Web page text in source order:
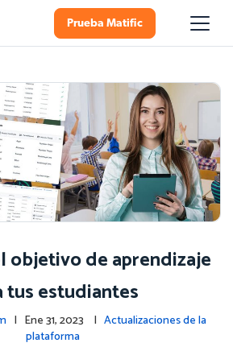
Prueba Matific
objetivo de aprendizaje
tus estudiantes
| Ene 31, 2023 | Actualizaciones de la
plataforma